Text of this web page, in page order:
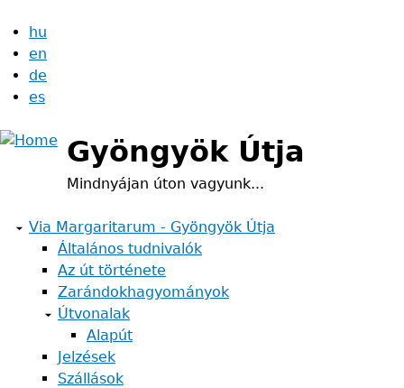
to
navigation
hu
en
de
es
Gyöngyök Útja
Mindnyájan úton vagyunk...
Via Margaritarum - Gyöngyök Útja
Általános tudnivalók
Az út története
Zarándokhagyományok
Útvonalak
Alapút
Jelzések
Szállások